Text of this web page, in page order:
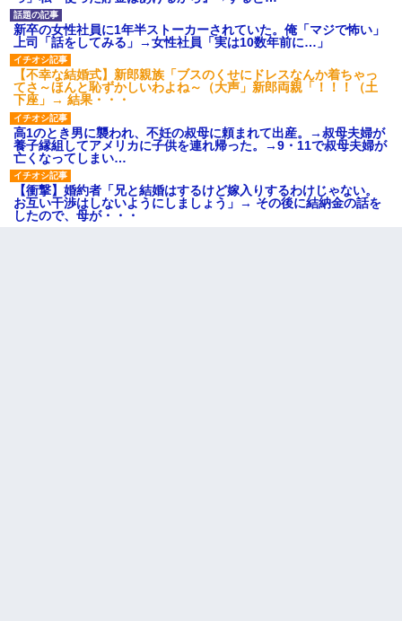
新卒の女性社員に1年半ストーカーされていた。俺「マジで怖い」
上司「話をしてみる」→女性社員「実は10数年前に…」
【不幸な結婚式】新郎親族「ブスのくせにドレスなんか着ちゃっ
てさ～ほんと恥ずかしいわよね～（大声」新郎両親「！！！（土
下座」→ 結果・・・
高1のとき男に襲われ、不妊の叔母に頼まれて出産。→叔母夫婦が
養子縁組してアメリカに子供を連れ帰った。→9・11で叔母夫婦が
亡くなってしまい…
【衝撃】婚約者「兄と結婚はするけど嫁入りするわけじゃない。
お互い干渉はしないようにしましょう」→ その後に結納金の話を
したので、母が・・・